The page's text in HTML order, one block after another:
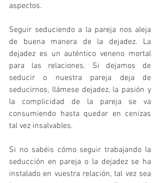
aspectos.
Seguir seduciendo a la pareja nos aleja
de buena manera de la dejadez. La
dejadez es un auténtico veneno mortal
para las relaciones. Si dejamos de
seducir o nuestra pareja deja de
seducirnos, llámese dejadez, la pasión y
la complicidad de la pareja se va
consumiendo hasta quedar en cenizas
tal vez insalvables.
Si no sabéis cómo seguir trabajando la
seducción en pareja o la dejadez se ha
instalado en vuestra relación, tal vez sea